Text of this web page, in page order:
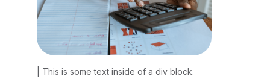
| This is some text inside of a div block.